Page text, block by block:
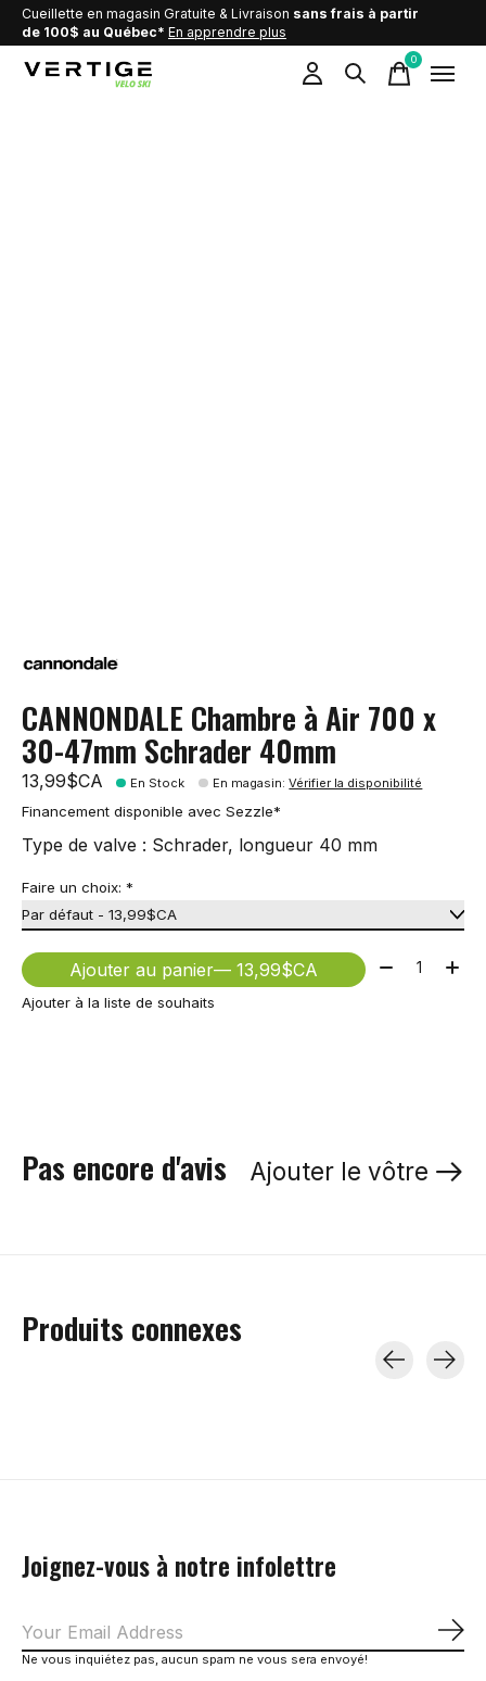
Cueillette en magasin Gratuite & Livraison sans frais à partir
de 100$ au Québec* En apprendre plus
0items
CANNONDALE Chambre à Air 700 x
30-47mm Schrader 40mm
13,99$CA En Stock En magasin:Vérifier la disponibilité
Financement disponible avec Sezzle*
Type de valve : Schrader, longueur 40 mm
Faire un choix: *
Ajouter au panier — 13,99$CA Quantité:
Ajouter à la liste de souhaits
Pas encore d'avis Ajouter le vôtre
Produits connexes
Joignez-vous à notre infolettre
Ne vous inquiétez pas, aucun spam ne vous sera envoyé!